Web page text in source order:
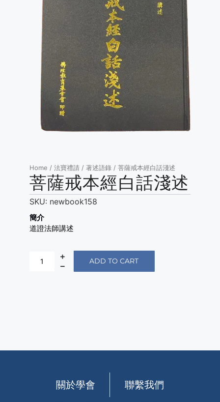
Home / 法寶禮請 / 著述語錄 / 菩薩戒本經白話淺述
菩薩戒本經白話淺述
SKU: newbook158
簡介
道證法師講述
ADD TO CART
關於學會 聯繫我們